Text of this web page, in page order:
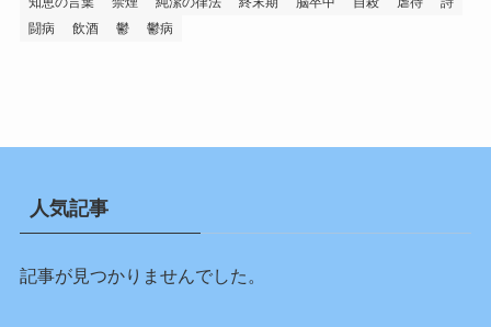
闘病
飲酒 鬱 鬱病
人気記事
記事が見つかりませんでした。